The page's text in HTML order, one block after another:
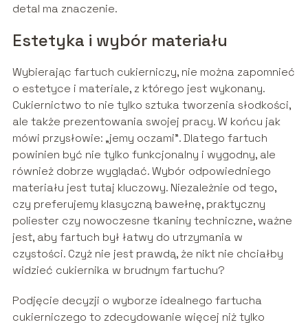
detal ma znaczenie.
Estetyka i wybór materiału
Wybierając fartuch cukierniczy, nie można zapomnieć
o estetyce i materiale, z którego jest wykonany.
Cukiernictwo to nie tylko sztuka tworzenia słodkości,
ale także prezentowania swojej pracy. W końcu jak
mówi przysłowie: „jemy oczami”. Dlatego fartuch
powinien być nie tylko funkcjonalny i wygodny, ale
również dobrze wyglądać. Wybór odpowiedniego
materiału jest tutaj kluczowy. Niezależnie od tego,
czy preferujemy klasyczną bawełnę, praktyczny
poliester czy nowoczesne tkaniny techniczne, ważne
jest, aby fartuch był łatwy do utrzymania w
czystości. Czyż nie jest prawdą, że nikt nie chciałby
widzieć cukiernika w brudnym fartuchu?
Podjęcie decyzji o wyborze idealnego fartucha
cukierniczego to zdecydowanie więcej niż tylko